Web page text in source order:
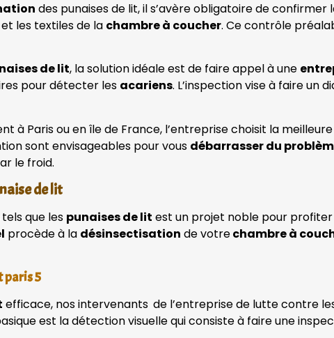
des punaises de lit, il s’avère obligatoire de confirmer
les textiles de la chambre à coucher. Ce contrôle
de lit, la solution idéale est de faire appel à une
pour détecter les acariens. L’inspection vise à faire un
à Paris ou en île de France, l’entreprise choisit la
sont envisageables pour vous débarrasser du
le froid.
de lit
tels que les punaises de lit est un projet noble pour
procède à la désinsectisation de votrechambre à
paris 5
efficace, nos intervenants de l’entreprise de lutte contre
est la détection visuelle qui consiste à faire une